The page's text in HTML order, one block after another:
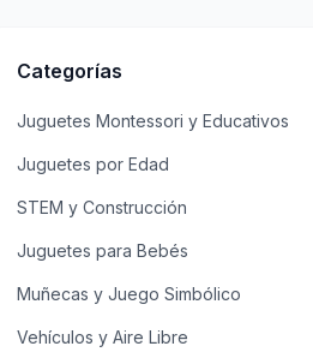
Categorías
Juguetes Montessori y Educativos
Juguetes por Edad
STEM y Construcción
Juguetes para Bebés
Muñecas y Juego Simbólico
Vehículos y Aire Libre